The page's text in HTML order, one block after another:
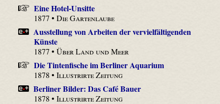
Eine Hotel-Unsitte
1877 •Die Gartenlaube
Ausstellung von Arbeiten der vervielfältigenden
Künste
1877 •Über Land und Meer
Die Tintenfische im Berliner Aquarium
1878 •Illustrirte Zeitung
Berliner Bilder: Das Café Bauer
1878 •Illustrirte Zeitung